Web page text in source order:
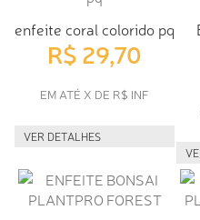
enfeite coral colorido pq
R$ 29,70
EM ATÉ X DE R$ INF
VER DETALHES